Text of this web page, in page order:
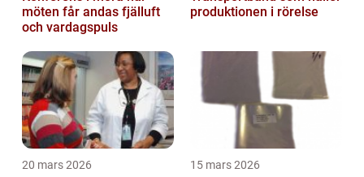
möten får andas fjälluft
och vardagspuls
produktionen i rörelse
20 mars 2026 15 mars 2026